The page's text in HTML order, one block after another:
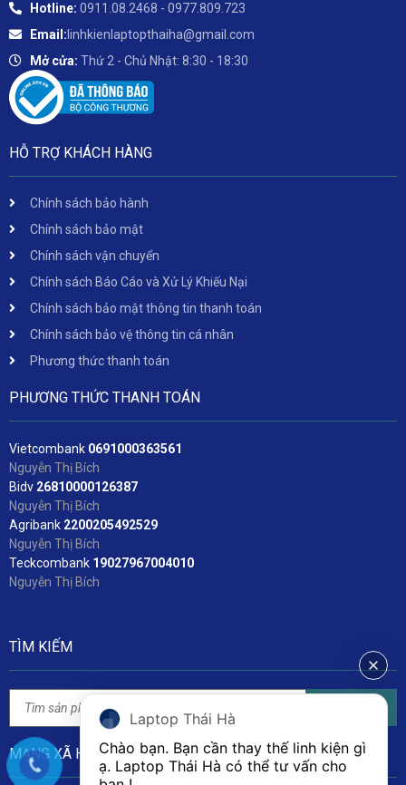
Hotline: 0911.08.2468 - 0977.809.723
Email: linhkienlaptopthaiha@gmail.com
Mở cửa: Thứ 2 - Chủ Nhật: 8:30 - 18:30
HỖ TRỢ KHÁCH HÀNG
Chính sách bảo hành
Chính sách bảo mật
Chính sách vận chuyển
Chính sách Báo Cáo và Xử Lý Khiếu Nại
Chính sách bảo mật thông tin thanh toán
Chính sách bảo vệ thông tin cá nhân
Phương thức thanh toán
PHƯƠNG THỨC THANH TOÁN
Vietcombank 0691000363561
Nguyễn Thị Bích
Bidv 26810000126387
Nguyễn Thị Bích
Agribank 2200205492529
Nguyễn Thị Bích
Teckcombank 19027967004010
Nguyễn Thị Bích
TÌM KIẾM
MẠNG XÃ HỘI
Laptop Thái Hà
Chào bạn. Bạn cần thay thế linh kiện gì
ạ. Laptop Thái Hà có thể tư vấn cho